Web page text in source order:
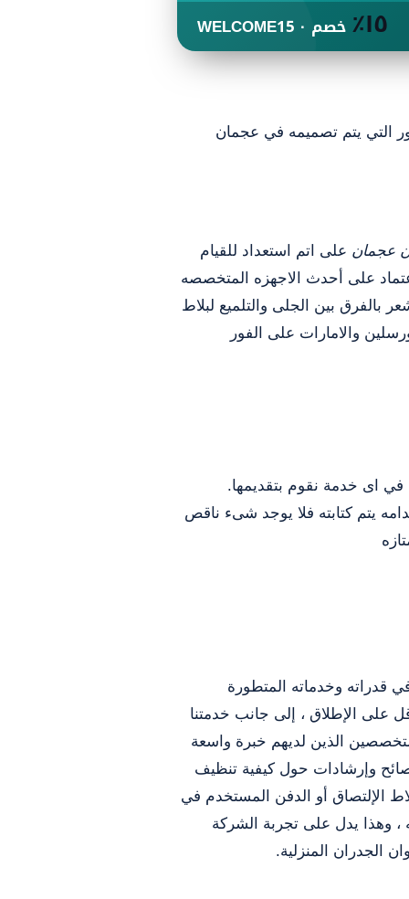
١٥٪ خصم · WELCOME15
عجمان على اتم استعداد للقيام
على أحدث الاجهزه المتخصصه
بالفرق بين الجلى والتلميع لبلاط
والامارات على الفور
في اى خدمة نقوم بتقديمها.
يتم كتابته فلا يوجد شىء ناقص
قدراته وخدماته المتطورة
على الإطلاق ، إلى جانب خدمتنا
الذين لديهم خبرة واسعة
وإرشادات حول كيفية تنظيف
الإلتصاق أو الدفن المستخدم في
، وهذا يدل على تجربة الشركة
الجدران المنزلية.